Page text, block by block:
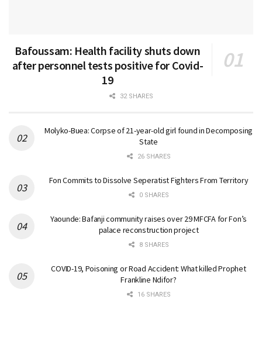
Bafoussam: Health facility shuts down
after personnel tests positive for Covid-
19
32 SHARES
Molyko-Buea: Corpse of 21-year-old girl found in Decomposing
State
26 SHARES
Fon Commits to Dissolve Seperatist Fighters From Territory
0 SHARES
Yaounde: Bafanji community raises over 29 MFCFA for Fon’s
palace reconstruction project
8 SHARES
COVID-19, Poisoning or Road Accident: What killed Prophet
Frankline Ndifor?
16 SHARES